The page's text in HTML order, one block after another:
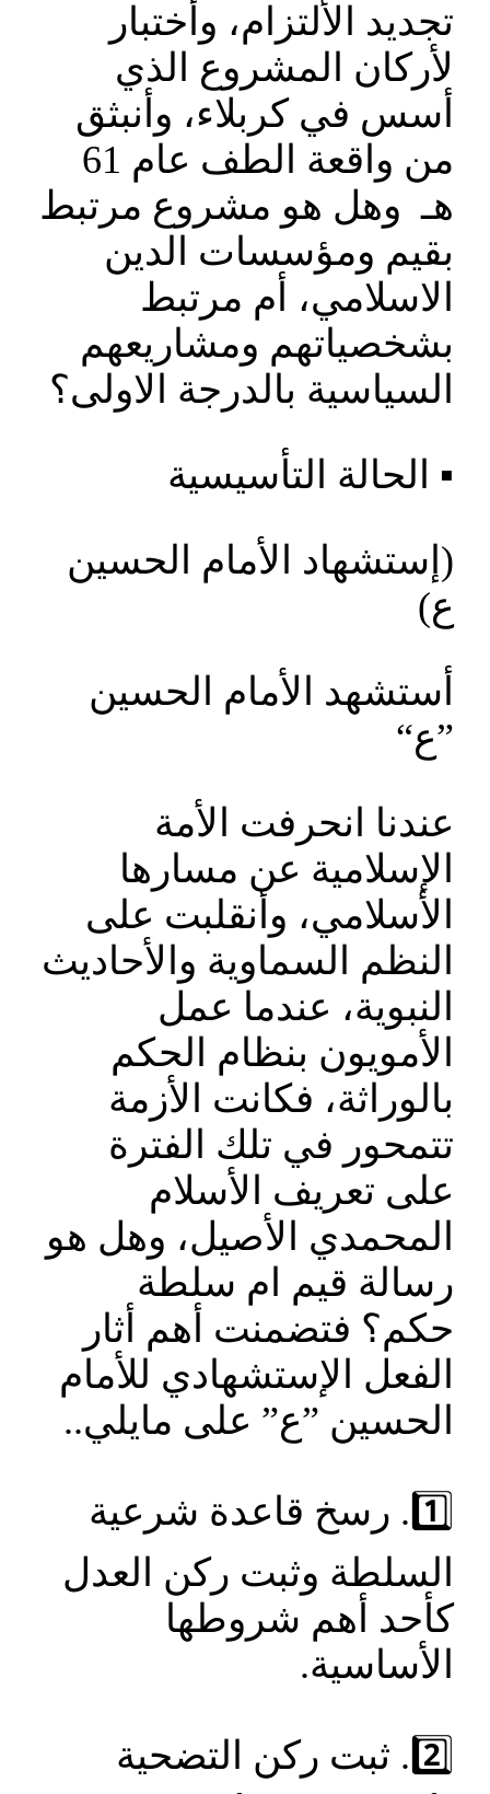
تجديد الألتزام، وأختبار
لأركان المشروع الذي
أسس في كربلاء، وأنبثق
من واقعة الطف عام 61
ه‍ـ وهل هو مشروع مرتبط
بقيم ومؤسسات الدين
الاسلامي، أم مرتبط
بشخصياتهم ومشاريعهم
السياسية بالدرجة الاولى؟
▪️ الحالة التأسيسية
(إستشهاد الأمام الحسين
ع)
أستشهد الأمام الحسين
”ع“
عندنا انحرفت الأمة
الإسلامية عن مسارها
الأسلامي، وأنقلبت على
النظم السماوية والأحاديث
النبوية، عندما عمل
الأمويون بنظام الحكم
بالوراثة، فكانت الأزمة
تتمحور في تلك الفترة
على تعريف الأسلام
المحمدي الأصيل، وهل هو
رسالة قيم ام سلطة
حكم؟ فتضمنت أهم أثار
الفعل الإستشهادي للأمام
الحسين ”ع” على مايلي..
1️⃣. رسخ قاعدة شرعية
السلطة وثبت ركن العدل
كأحد أهم شروطها
الأساسية.
2️⃣. ثبت ركن التضحية